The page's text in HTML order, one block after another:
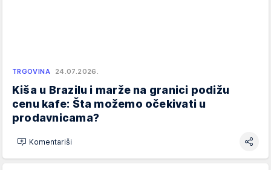
TRGOVINA 24.07.2026.
Kiša u Brazilu i marže na granici podižu
cenu kafe: Šta možemo očekivati u
prodavnicama?
Komentariši